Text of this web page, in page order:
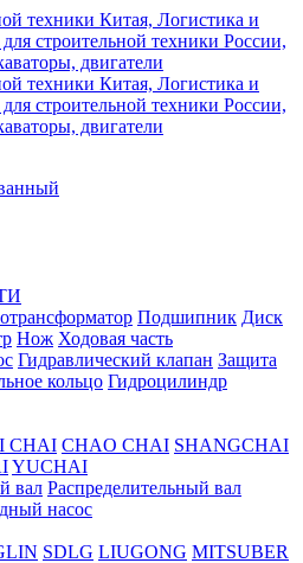
Подшипник Диск
Нож Ходовая часть
Гидравлический клапан Защита
кольцо Гидроцилиндр
CHAI CHAO CHAI SHANGCHAI
YUCHAI
вал Распределительный вал
насос
SDLG LIUGONG MITSUBER